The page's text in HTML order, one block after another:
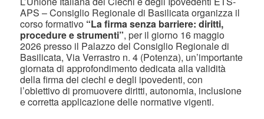
APS – Consiglio Regionale di Basilicata organizza il
corso formativo “La firma senza barriere: diritti,
procedure e strumenti”, per il giorno 16 maggio
2026 presso il Palazzo del Consiglio Regionale di
Basilicata, Via Verrastro n. 4 (Potenza), un’importante
giornata di approfondimento dedicata alla validità
della firma dei ciechi e degli ipovedenti, con
l’obiettivo di promuovere diritti, autonomia, inclusione
e corretta applicazione delle normative vigenti.